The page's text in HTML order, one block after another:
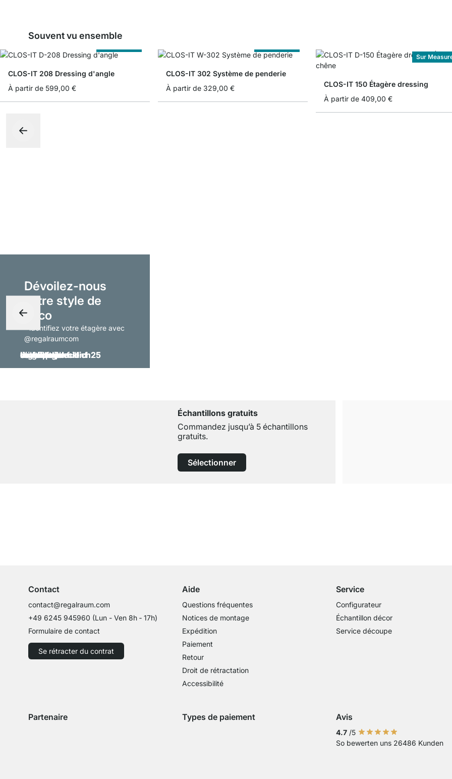
Souvent vu ensemble
CLOS-IT 208 Dressing d'angle
À partir de 599,00 €
CLOS-IT 302 Système de penderie
À partir de 329,00 €
Sur
CLOS-IT 150 Étagère dressing
À partir de 409,00 €
Dévoilez-nous
votre style de
déco
- identifiez votre étagère avec
@regalraumcom
Échantillons gratuits
Commandez jusqu’à 5 échantillons
gratuits.
Sélectionner
Contact
contact@regalraum.com
+49 6245 945960 (Lun - Ven 8h ‑ 17h)
Formulaire de contact
Se rétracter du contrat
Aide
Questions fréquentes
Notices de montage
Expédition
Paiement
Retour
Droit de rétractation
Accessibilité
Service
Configurateur
Échantillon décor
Service découpe
Partenaire Types de paiement
Paiement avec Klarna Sofort
Avis
4.7 /5
So bewerten uns 26486 Kunden